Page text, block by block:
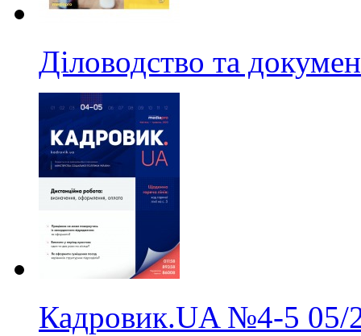
Діловодство та
Кадровик.UA №4-5 05/